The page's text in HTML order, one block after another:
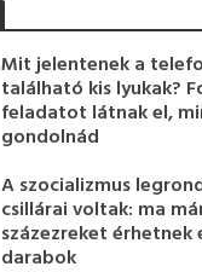
Mit jelentenek a
található kis lyukak?
feladatot látnak el,
gondolnád
A szocializmus
csillárai voltak: ma
százezreket érhetnek
darabok